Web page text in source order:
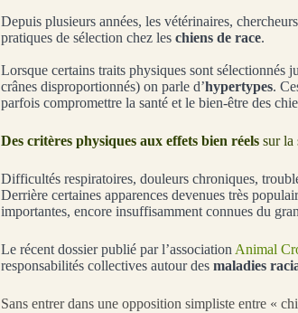
Depuis plusieurs années, les vétérinaires,
pratiques de sélection chez les chiens de race.
Lorsque certains traits physiques sont sélectionnés
crânes disproportionnés) on parle d’hypertypes.
parfois compromettre la santé et le bien-être des
Des critères physiques aux effets bien réels sur la
Difficultés respiratoires, douleurs chroniques,
Derrière certaines apparences devenues très
importantes, encore insuffisamment connues du
Le récent dossier publié par l’association Animal
responsabilités collectives autour des maladies
Sans entrer dans une opposition simpliste entre «